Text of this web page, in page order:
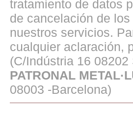
tratamiento de datos
de cancelación de
nuestros servicios.
cualquier aclaración,
(C/Indústria 16 08202
PATRONAL
08003 -Barcelona)